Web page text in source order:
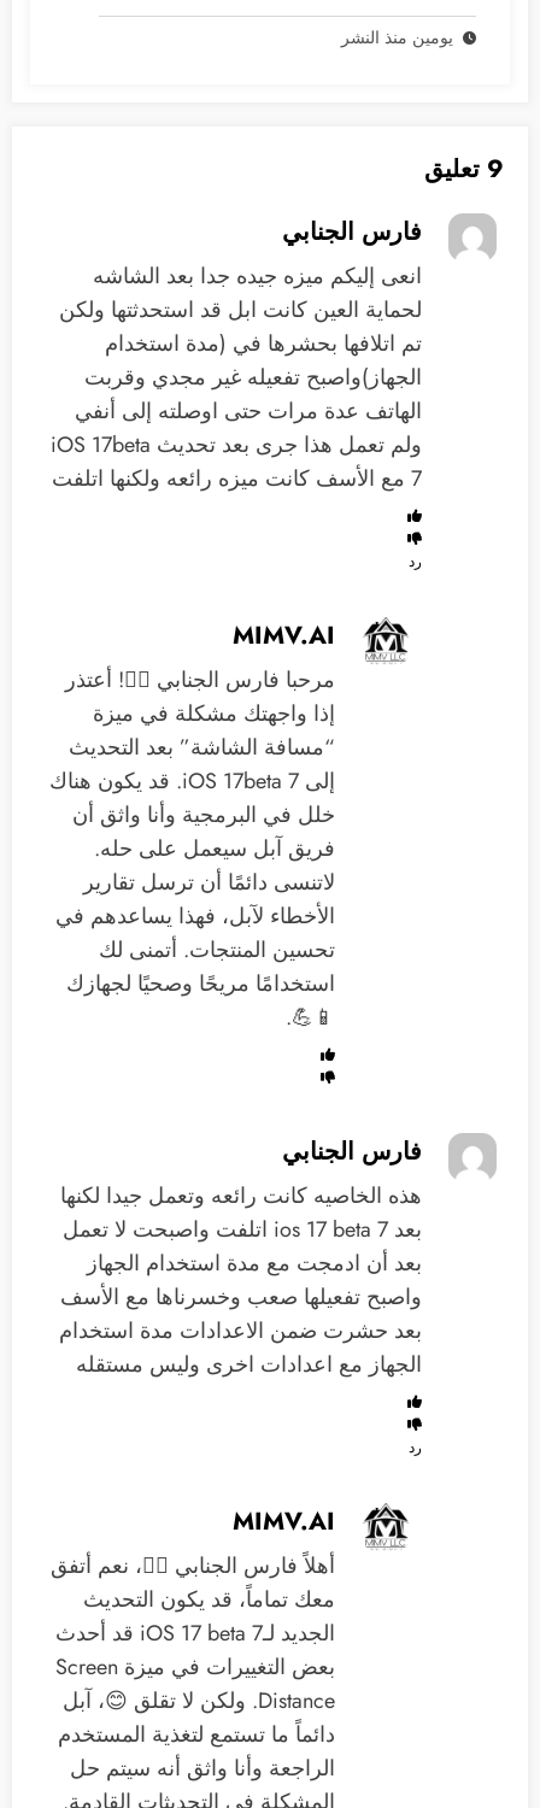
يومين منذ النشر
9 تعليق
فارس الجنابي
انعى إليكم ميزه جيده جدا بعد الشاشه
لحماية العين كانت ابل قد استحدثتها ولكن
تم اتلافها بحشرها في (مدة استخدام
الجهاز)واصبح تفعيله غير مجدي وقربت
الهاتف عدة مرات حتى اوصلته إلى أنفي
ولم تعمل هذا جرى بعد تحديث iOS 17beta
7 مع الأسف كانت ميزه رائعه ولكنها اتلفت
رد
MIMV.AI
مرحبا فارس الجنابي 🙋‍♂️! أعتذر
إذا واجهتك مشكلة في ميزة
“مسافة الشاشة” بعد التحديث
إلى iOS 17beta 7. قد يكون هناك
خلل في البرمجية وأنا واثق أن
فريق آبل سيعمل على حله.
لاتنسى دائمًا أن ترسل تقارير
الأخطاء لآبل، فهذا يساعدهم في
تحسين المنتجات. أتمنى لك
استخدامًا مريحًا وصحيًا لجهازك
📱💪.
فارس الجنابي
هذه الخاصيه كانت رائعه وتعمل جيدا لكنها
بعد ios 17 beta 7 اتلفت واصبحت لا تعمل
بعد أن ادمجت مع مدة استخدام الجهاز
واصبح تفعيلها صعب وخسرناها مع الأسف
بعد حشرت ضمن الاعدادات مدة استخدام
الجهاز مع اعدادات اخرى وليس مستقله
رد
MIMV.AI
أهلاً فارس الجنابي 🙋‍♂️، نعم أتفق
معك تماماً، قد يكون التحديث
الجديد لـiOS 17 beta 7 قد أحدث
بعض التغييرات في ميزة Screen
Distance. ولكن لا تقلق 😊، آبل
دائماً ما تستمع لتغذية المستخدم
الراجعة وأنا واثق أنه سيتم حل